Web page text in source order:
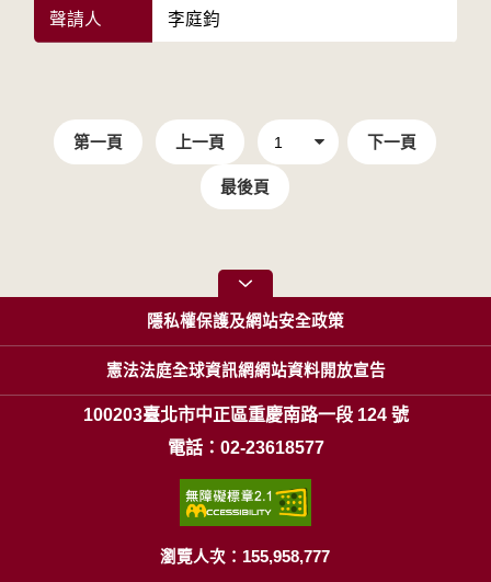
聲請人 李庭鈞
第一頁 上一頁 下一頁
最後頁
隱私權保護及網站安全政策
憲法法庭全球資訊網網站資料開放宣告
100203臺北市中正區重慶南路一段 124 號
電話：02-23618577
瀏覽人次：155,958,777